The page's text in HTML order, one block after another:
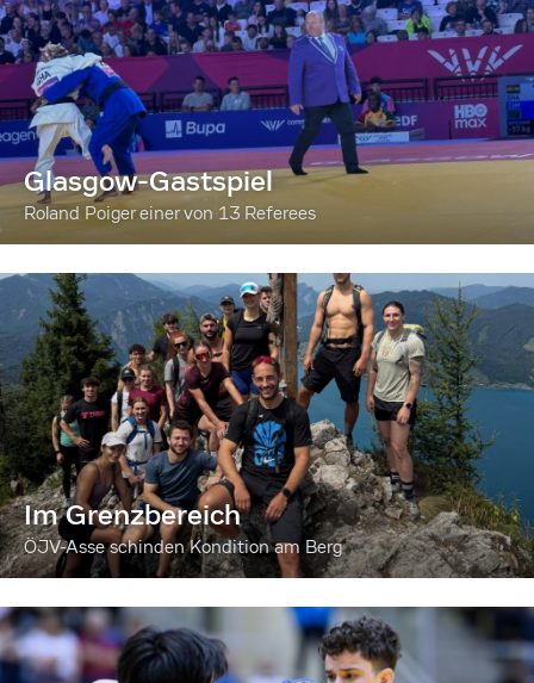
Glasgow-Gastspiel
Roland Poiger einer von 13 Referees
Im Grenzbereich
ÖJV-Asse schinden Kondition am Berg